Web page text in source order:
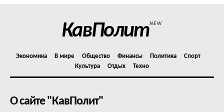
Контакты
КавПолитNEW
Экономика В мире Общество Финансы Политика
Спорт
Культура
Отдых Техно
О сайте "КавПолит"